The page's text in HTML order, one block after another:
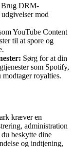
Brug DRM-
mod
YouTube Content
til at spore og
Sørg for at din
som Spotify,
royalties.
kræver en
administration
beskytte dine
og indtjening,